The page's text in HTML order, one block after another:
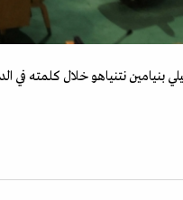
بنيامين نتنياهو خلال كلمته في